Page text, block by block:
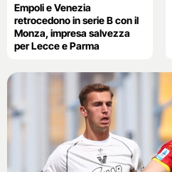
Empoli e Venezia
retrocedono in serie B con il
Monza, impresa salvezza
per Lecce e Parma